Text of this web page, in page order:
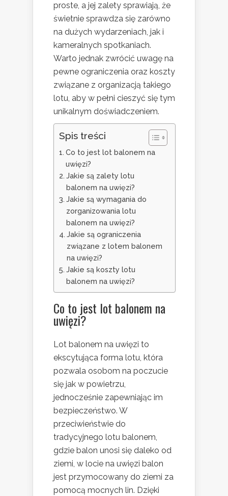
proste, a jej zalety sprawiają, że
świetnie sprawdza się zarówno
na dużych wydarzeniach, jak i
kameralnych spotkaniach.
Warto jednak zwrócić uwagę na
pewne ograniczenia oraz koszty
związane z organizacją takiego
lotu, aby w pełni cieszyć się tym
unikalnym doświadczeniem.
Spis treści
Co to jest lot balonem na
uwięzi?
Jakie są zalety lotu
balonem na uwięzi?
Jakie są wymagania do
zorganizowania lotu
balonem na uwięzi?
Jakie są ograniczenia
związane z lotem balonem
na uwięzi?
Jakie są koszty lotu
balonem na uwięzi?
Co to jest lot balonem na
uwięzi?
Lot balonem na uwięzi to
ekscytująca forma lotu, która
pozwala osobom na poczucie
się jak w powietrzu,
jednocześnie zapewniając im
bezpieczeństwo. W
przeciwieństwie do
tradycyjnego lotu balonem,
gdzie balon unosi się daleko od
ziemi, w locie na uwięzi balon
jest przymocowany do ziemi za
pomocą mocnych lin. Dzięki